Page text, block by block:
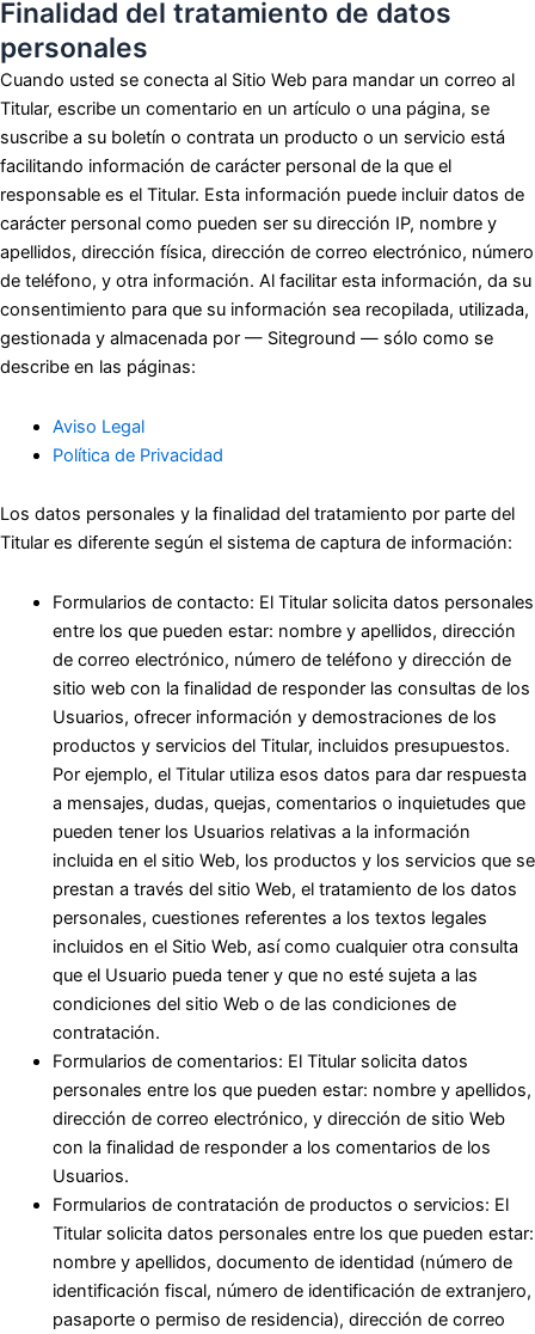
Finalidad del tratamiento de datos
personales
Cuando usted se conecta al Sitio Web para mandar un correo al
Titular, escribe un comentario en un artículo o una página, se
suscribe a su boletín o contrata un producto o un servicio está
facilitando información de carácter personal de la que el
responsable es el Titular. Esta información puede incluir datos de
carácter personal como pueden ser su dirección IP, nombre y
apellidos, dirección física, dirección de correo electrónico, número
de teléfono, y otra información. Al facilitar esta información, da su
consentimiento para que su información sea recopilada, utilizada,
gestionada y almacenada por — Siteground — sólo como se
describe en las páginas:
Aviso Legal
Política de Privacidad
Los datos personales y la finalidad del tratamiento por parte del
Titular es diferente según el sistema de captura de información:
Formularios de contacto: El Titular solicita datos personales
entre los que pueden estar: nombre y apellidos, dirección
de correo electrónico, número de teléfono y dirección de
sitio web con la finalidad de responder las consultas de los
Usuarios, ofrecer información y demostraciones de los
productos y servicios del Titular, incluidos presupuestos.
Por ejemplo, el Titular utiliza esos datos para dar respuesta
a mensajes, dudas, quejas, comentarios o inquietudes que
pueden tener los Usuarios relativas a la información
incluida en el sitio Web, los productos y los servicios que se
prestan a través del sitio Web, el tratamiento de los datos
personales, cuestiones referentes a los textos legales
incluidos en el Sitio Web, así como cualquier otra consulta
que el Usuario pueda tener y que no esté sujeta a las
condiciones del sitio Web o de las condiciones de
contratación.
Formularios de comentarios: El Titular solicita datos
personales entre los que pueden estar: nombre y apellidos,
dirección de correo electrónico, y dirección de sitio Web
con la finalidad de responder a los comentarios de los
Usuarios.
Formularios de contratación de productos o servicios: El
Titular solicita datos personales entre los que pueden estar:
nombre y apellidos, documento de identidad (número de
identificación fiscal, número de identificación de extranjero,
pasaporte o permiso de residencia), dirección de correo